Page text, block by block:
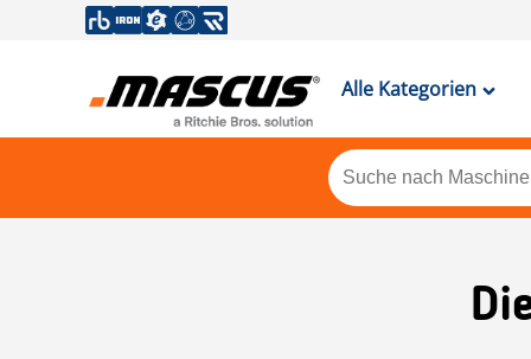
Alle Kategorien